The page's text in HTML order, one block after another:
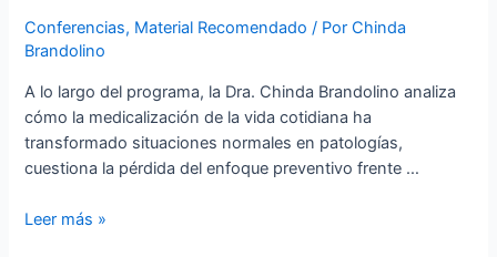
Conferencias, Material Recomendado / PorChinda
Brandolino
A lo largo del programa, la Dra. Chinda Brandolino analiza
cómo la medicalización de la vida cotidiana ha
transformado situaciones normales en patologías,
cuestiona la pérdida del enfoque preventivo frente …
Leer más »